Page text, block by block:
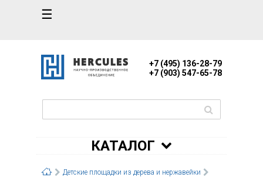
☰
+7 (495) 136-28-79
+7 (903) 547-65-78
КАТАЛОГ
Детские площадки из дерева и нержавейки